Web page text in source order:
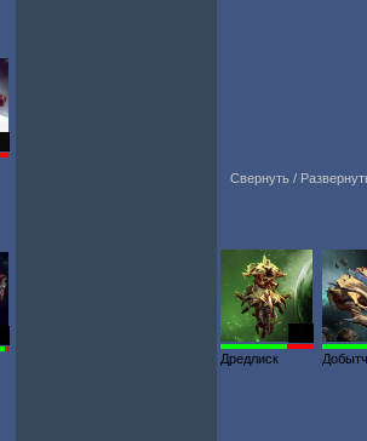
Свернуть /
Дредлиск